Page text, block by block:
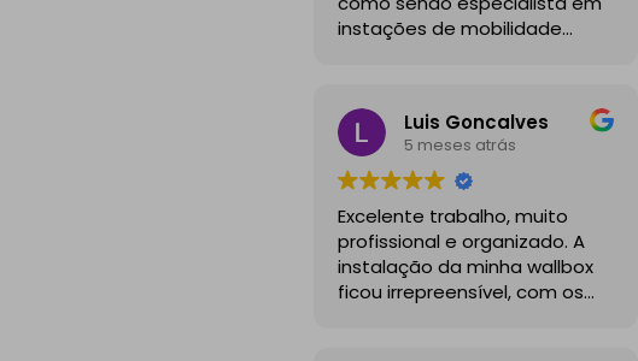
instações de mobilidade
profissionais, comunicativos e
disponiveis para todas as
minhas dúvidas.
A instalação de tomada
reforçada em garagem
partilhada correu na
perfeição e nos prazos
combinados, sendo que
Luis Goncalves
5 meses atrás
Excelente trabalho, muito
profissional e organizado. A
instalação da minha wallbox
ficou irrepreensível, com os